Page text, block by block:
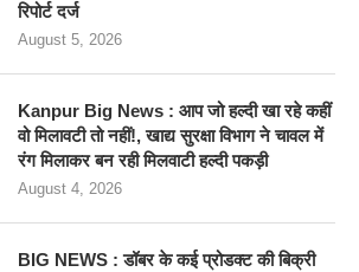
रिपोर्ट दर्ज
August 5, 2026
Kanpur Big News : आप जो हल्दी खा रहे कहीं
वो मिलावटी तो नहीं!, खाद्य सुरक्षा विभाग ने चावल में
रंग मिलाकर बन रही मिलवाटी हल्दी पकड़ी
August 4, 2026
BIG NEWS : डॉबर के कई प्रोडक्ट की बिक्री